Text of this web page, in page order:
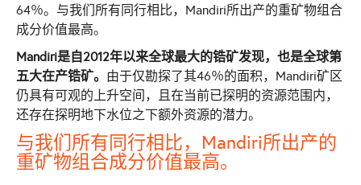
64％。与我们所有同行相比，Mandiri所出产的重矿物组合
成分价值最高。
Mandiri是自2012年以来全球最大的锆矿发现，也是全球第
五大在产锆矿。 由于仅勘探了其46％的面积，Mandiri矿区
仍具有可观的上升空间，且在当前已探明的资源范围内，
还存在探明地下水位之下额外资源的潜力。
与我们所有同行相比，Mandiri所出产的
重矿物组合成分价值最高。